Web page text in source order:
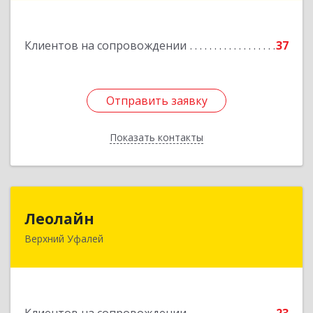
Клиентов на сопровождении 37
Отправить заявку
Показать контакты
Отправить заявку
Назад
Леолайн
Верхний Уфалей
456800, Челябинская обл, Верхний Уфалей г,